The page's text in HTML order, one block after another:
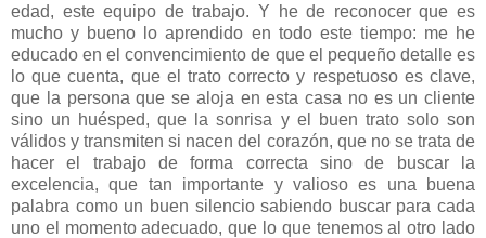
edad, este equipo de trabajo. Y he de reconocer que es
mucho y bueno lo aprendido en todo este tiempo: me he
educado en el convencimiento de que el pequeño detalle es
lo que cuenta, que el trato correcto y respetuoso es clave,
que la persona que se aloja en esta casa no es un cliente
sino un huésped, que la sonrisa y el buen trato solo son
válidos y transmiten si nacen del corazón, que no se trata de
hacer el trabajo de forma correcta sino de buscar la
excelencia, que tan importante y valioso es una buena
palabra como un buen silencio sabiendo buscar para cada
uno el momento adecuado, que lo que tenemos al otro lado